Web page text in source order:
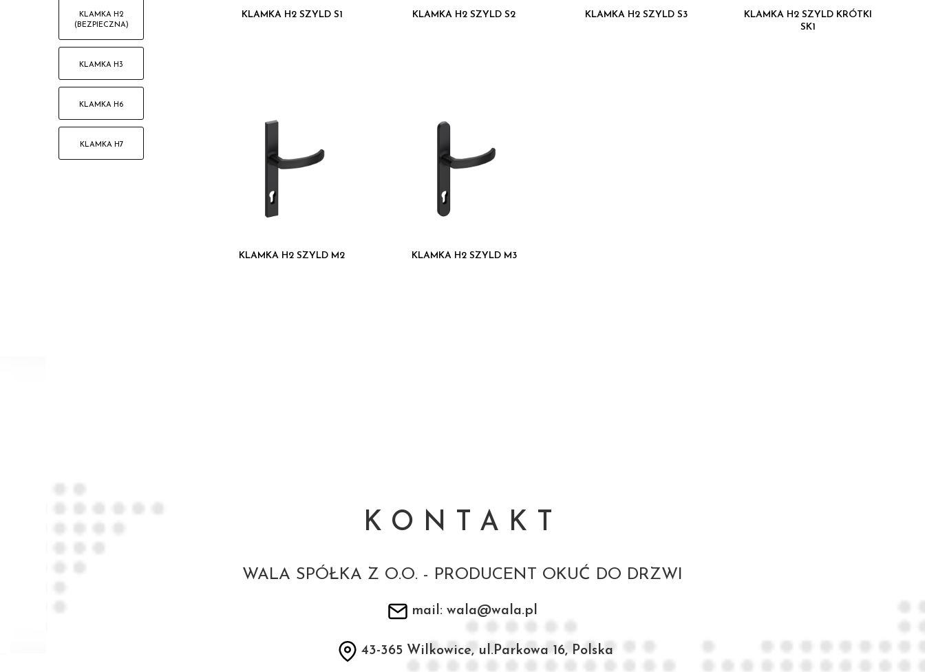
KLAMKA H2
(BEZPIECZNA)
KLAMKA H3
KLAMKA H6
KLAMKA H7
KLAMKA H2 SZYLD S1 KLAMKA H2 SZYLD S2 KLAMKA H2 SZYLD S3
KLAMKA H2 SZYLD KRÓTKI
SK1
KLAMKA H2 SZYLD M2 KLAMKA H2 SZYLD M3
KONTAKT
WALA SPÓŁKA Z O.O. - PRODUCENT OKUĆ DO DRZWI
mail: wala@wala.pl
43-365 Wilkowice, ul.Parkowa 16, Polska